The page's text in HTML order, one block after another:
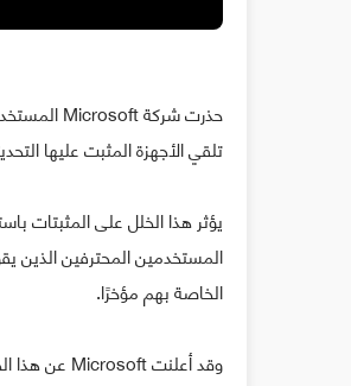
تلقي الأجهزة المثبت عليها
المستخدمين المحترفين الذين
الخاصة بهم مؤخرًا.